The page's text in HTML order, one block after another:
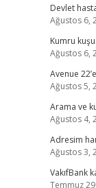
Devlet
Ağustos 6,
Kumru
Ağustos 6,
Avenue
Ağustos 5,
Arama ve
Ağustos 4,
Adresim
Ağustos 3,
VakıfBank
Temmuz